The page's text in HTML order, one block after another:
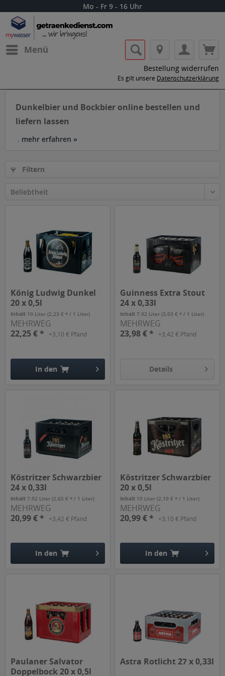
Mo - Fr 9 - 16 Uhr
Menü
Bestellung widerrufen
Es gilt unsere Datenschutzerklärung
Dunkelbier und Bockbier online bestellen und
liefern lassen
. mehr erfahren »
Filtern
König Ludwig Dunkel
20 x 0,5l
Inhalt 10 Liter(2,23 € * / 1 Liter)
MEHRWEG
22,25 € *
+3,10 € Pfand
In den
Guinness Extra Stout
24 x 0,33l
Inhalt7.92 Liter(3,03 € * / 1 Liter)
MEHRWEG
23,98 € *
+3,42 € Pfand
Details
Köstritzer Schwarzbier
24 x 0,33l
Inhalt7.92 Liter(2,65 € * / 1 Liter)
MEHRWEG
20,99 € *
+3,42 € Pfand
In den
Köstritzer Schwarzbier
20 x 0,5l
Inhalt 10 Liter(2,10 € * / 1 Liter)
MEHRWEG
20,99 € *
+3,10 € Pfand
In den
Paulaner Salvator
Doppelbock 20 x 0,5l
Astra Rotlicht 27 x 0,33l